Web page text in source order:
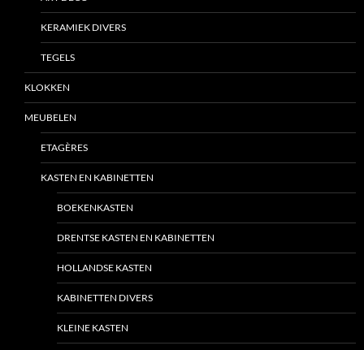
KERAMIEK DIVERS
TEGELS
KLOKKEN
MEUBELEN
ETAGÈRES
KASTEN EN KABINETTEN
BOEKENKASTEN
DRENTSE KASTEN EN KABINETTEN
HOLLANDSE KASTEN
KABINETTEN DIVERS
KLEINE KASTEN